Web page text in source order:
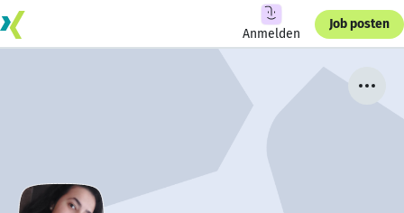
Anmelden
Job posten